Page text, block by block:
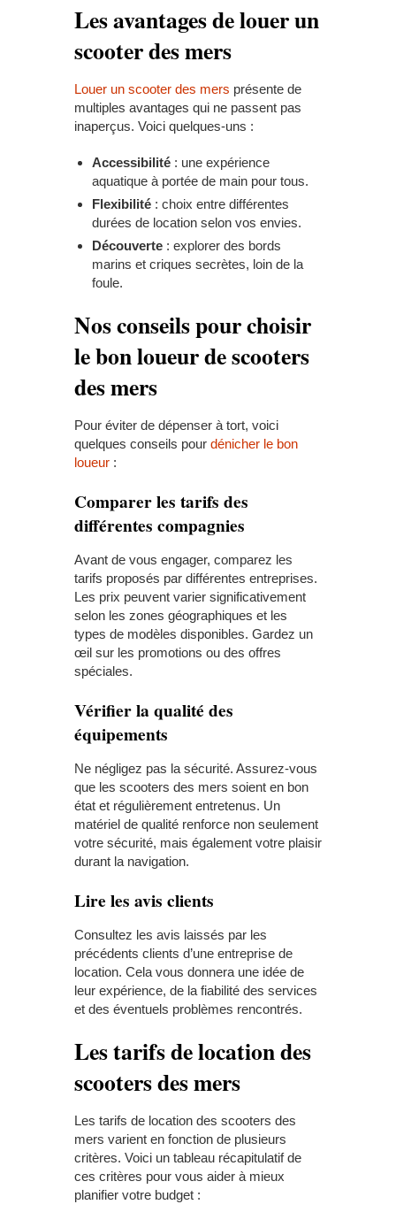
Les avantages de louer un
scooter des mers
Louer un scooter des mers présente de
multiples avantages qui ne passent pas
inaperçus. Voici quelques-uns :
Accessibilité : une expérience
aquatique à portée de main pour tous.
Flexibilité : choix entre différentes
durées de location selon vos envies.
Découverte : explorer des bords
marins et criques secrètes, loin de la
foule.
Nos conseils pour choisir
le bon loueur de scooters
des mers
Pour éviter de dépenser à tort, voici
quelques conseils pour dénicher le bon
loueur :
Comparer les tarifs des
différentes compagnies
Avant de vous engager, comparez les
tarifs proposés par différentes entreprises.
Les prix peuvent varier significativement
selon les zones géographiques et les
types de modèles disponibles. Gardez un
œil sur les promotions ou des offres
spéciales.
Vérifier la qualité des
équipements
Ne négligez pas la sécurité. Assurez-vous
que les scooters des mers soient en bon
état et régulièrement entretenus. Un
matériel de qualité renforce non seulement
votre sécurité, mais également votre plaisir
durant la navigation.
Lire les avis clients
Consultez les avis laissés par les
précédents clients d’une entreprise de
location. Cela vous donnera une idée de
leur expérience, de la fiabilité des services
et des éventuels problèmes rencontrés.
Les tarifs de location des
scooters des mers
Les tarifs de location des scooters des
mers varient en fonction de plusieurs
critères. Voici un tableau récapitulatif de
ces critères pour vous aider à mieux
planifier votre budget :